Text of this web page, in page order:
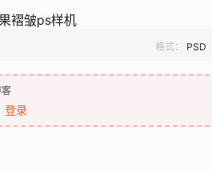
褶皱ps样机
格式： PSD
登录